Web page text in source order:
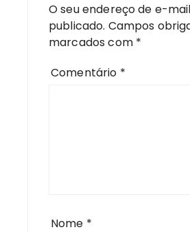
O seu endereço de e-
publicado. Campos
marcados com *
Comentário *
Nome *